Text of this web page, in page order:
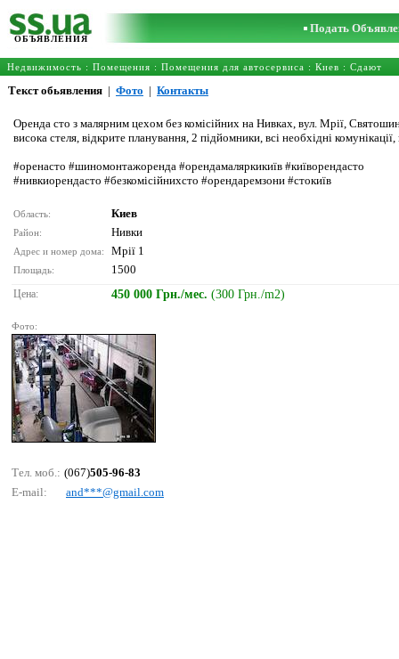
ОБЪЯВЛЕНИЯ
Подать
Недвижимость : Помещения : Помещения для автосервиса : Киев : Сдают
Текст обьявления | Фото | Контакты
Оренда сто з малярним цехом без комісійних на Нивках, вул. Мрії,
висока стеля, відкрите планування, 2 підйомники, всі необхідні
#оренасто #шиномонтажоренда #орендамаляркикиїв #київорендасто
#нивкиорендасто #безкомісійнихсто #орендаремзони #стокиїв
Область: Киев
Район: Нивки
Адрес и номер дома: Мрії 1
Площадь: 1500
Цена: 450 000 Грн./мес. (300 Грн./m2)
Фото:
Тел. моб.: (067)505-96-83
E-mail:
аnd***@gmаil.соm